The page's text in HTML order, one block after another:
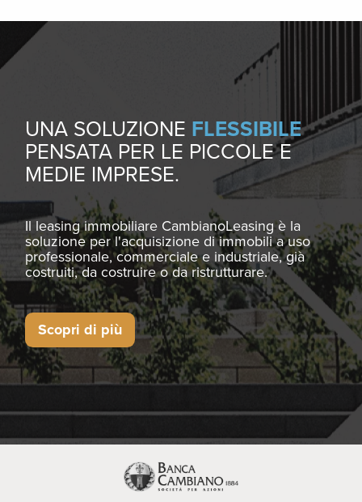
UNA SOLUZIONE FLESSIBILE
PENSATA PER LE PICCOLE E
MEDIE IMPRESE.
Il leasing immobiliare CambianoLeasing è la
soluzione per l'acquisizione di immobili a uso
professionale, commerciale e industriale, già
costruiti, da costruire o da ristrutturare.
Scopri di più